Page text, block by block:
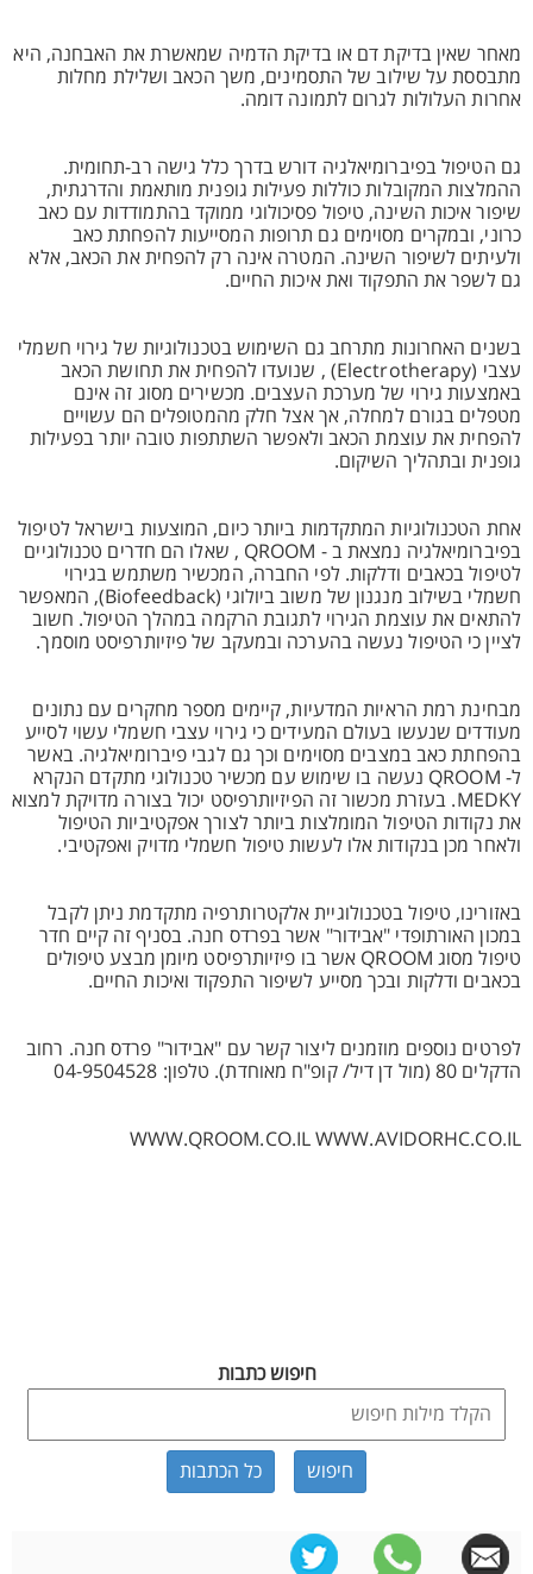
מאחר שאין בדיקת דם או בדיקת הדמיה שמאשרת את האבחנה, היא
מתבססת על שילוב של התסמינים, משך הכאב ושלילת מחלות
אחרות העלולות לגרום לתמונה דומה.
גם הטיפול בפיברומיאלגיה דורש בדרך כלל גישה רב-תחומית.
ההמלצות המקובלות כוללות פעילות גופנית מותאמת והדרגתית,
שיפור איכות השינה, טיפול פסיכולוגי ממוקד בהתמודדות עם כאב
כרוני, ובמקרים מסוימים גם תרופות המסייעות להפחתת כאב
ולעיתים לשיפור השינה. המטרה אינה רק להפחית את הכאב, אלא
גם לשפר את התפקוד ואת איכות החיים.
בשנים האחרונות מתרחב גם השימוש בטכנולוגיות של גירוי חשמלי
עצבי (Electrotherapy) , שנועדו להפחית את תחושת הכאב
באמצעות גירוי של מערכת העצבים. מכשירים מסוג זה אינם
מטפלים בגורם למחלה, אך אצל חלק מהמטופלים הם עשויים
להפחית את עוצמת הכאב ולאפשר השתתפות טובה יותר בפעילות
גופנית ובתהליך השיקום.
אחת הטכנולוגיות המתקדמות ביותר כיום, המוצעות בישראל לטיפול
בפיברומיאלגיה נמצאת ב - QROOM , שאלו הם חדרים טכנולוגיים
לטיפול בכאבים ודלקות. לפי החברה, המכשיר משתמש בגירוי
חשמלי בשילוב מנגנון של משוב ביולוגי (Biofeedback), המאפשר
להתאים את עוצמת הגירוי לתגובת הרקמה במהלך הטיפול. חשוב
לציין כי הטיפול נעשה בהערכה ובמעקב של פיזיותרפיסט מוסמך.
מבחינת רמת הראיות המדעיות, קיימים מספר מחקרים עם נתונים
מעודדים שנעשו בעולם המעידים כי גירוי עצבי חשמלי עשוי לסייע
בהפחתת כאב במצבים מסוימים וכך גם לגבי פיברומיאלגיה. באשר
ל- QROOM נעשה בו שימוש עם מכשיר טכנולוגי מתקדם הנקרא
MEDKY. בעזרת מכשור זה הפיזיותרפיסט יכול בצורה מדויקת למצוא
את נקודות הטיפול המומלצות ביותר לצורך אפקטיביות הטיפול
ולאחר מכן בנקודות אלו לעשות טיפול חשמלי מדויק ואפקטיבי.
באזורינו, טיפול בטכנולוגיית אלקטרותרפיה מתקדמת ניתן לקבל
במכון האורתופדי "אבידור" אשר בפרדס חנה. בסניף זה קיים חדר
טיפול מסוג QROOM אשר בו פיזיותרפיסט מיומן מבצע טיפולים
בכאבים ודלקות ובכך מסייע לשיפור התפקוד ואיכות החיים.
לפרטים נוספים מוזמנים ליצור קשר עם "אבידור" פרדס חנה. רחוב
הדקלים 80 (מול דן דיל/ קופ"ח מאוחדת). טלפון: 04-9504528
WWW.QROOM.CO.IL WWW.AVIDORHC.CO.IL
חיפוש כתבות
כל הכתבות